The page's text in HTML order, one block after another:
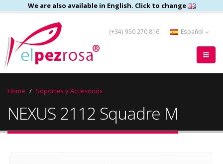
We are also available in English. Click to change
(+34) 950 270 816 Español
Home Soportes y Accesorios
NEXUS 2112 Squadre M